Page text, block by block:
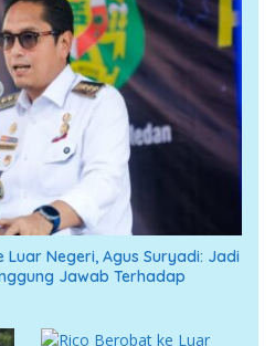
Luar Negeri, Agus Suryadi: Jadi
Jawab Terhadap